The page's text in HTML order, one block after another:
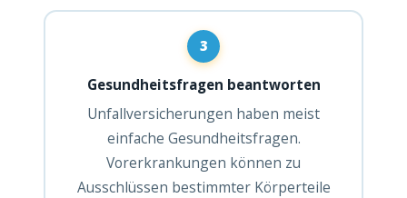
3
Gesundheitsfragen beantworten
Unfallversicherungen haben meist
einfache Gesundheitsfragen.
Vorerkrankungen können zu
Ausschlüssen bestimmter Körperteile